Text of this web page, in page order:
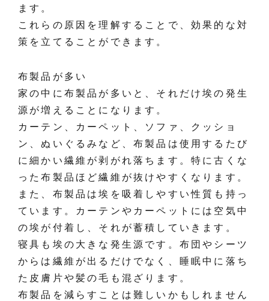
ます。
これらの原因を理解することで、効果的な対
策を立てることができます。
布製品が多い
家の中に布製品が多いと、それだけ埃の発生
源が増えることになります。
カーテン、カーペット、ソファ、クッショ
ン、ぬいぐるみなど、布製品は使用するたび
に細かい繊維が剥がれ落ちます。特に古くな
った布製品ほど繊維が抜けやすくなります。
また、布製品は埃を吸着しやすい性質も持っ
ています。カーテンやカーペットには空気中
の埃が付着し、それが蓄積していきます。
寝具も埃の大きな発生源です。布団やシーツ
からは繊維が出るだけでなく、睡眠中に落ち
た皮膚片や髪の毛も混ざります。
布製品を減らすことは難しいかもしれません